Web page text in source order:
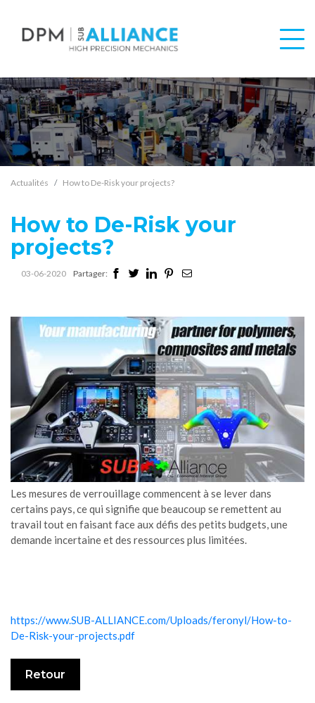
Actualités How to De-Risk your projects?
How to De-Risk your
projects?
03-06-2020 Partager:
Les mesures de verrouillage commencent à se lever dans
certains pays, ce qui signifie que beaucoup se remettent au
travail tout en faisant face aux défis des petits budgets, une
demande incertaine et des ressources plus limitées.
https://www.SUB-ALLIANCE.com/Uploads/feronyl/How-to-
De-Risk-your-projects.pdf
Retour